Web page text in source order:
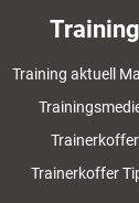
Training
Training aktuell
Trainerkoffer
Trainerkoffer